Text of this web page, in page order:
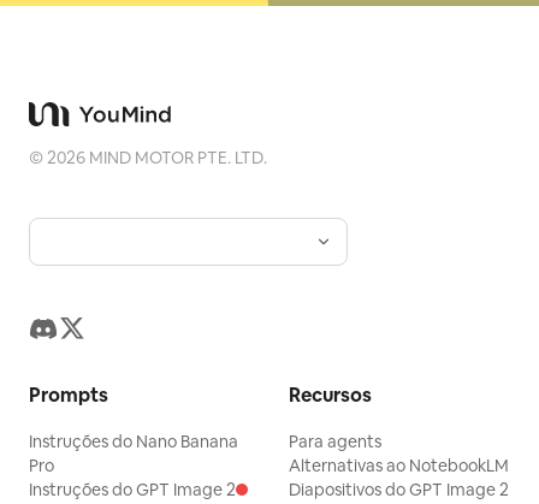
©2026 MIND MOTOR PTE. LTD.
Prompts
Instruções do Nano Banana
Pro
Instruções do GPT Image 2
Recursos
Para agents
Alternativas ao NotebookLM
Diapositivos do GPT Image 2